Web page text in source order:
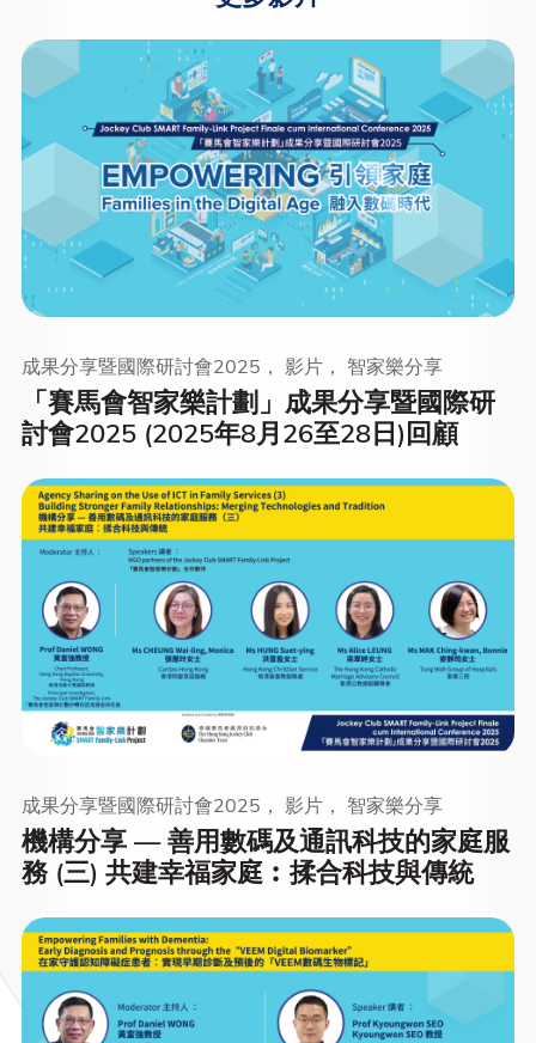
「賽馬會智家樂計劃」成果分享暨國際研
討會2025 (2025年8月26至28日)回顧
成果分享暨國際研討會2025， 影片， 智家樂分享
機構分享 — 善用數碼及通訊科技的家庭服
務 (三) 共建幸福家庭︰揉合科技與傳統
成果分享暨國際研討會2025， 影片， 智家樂分享